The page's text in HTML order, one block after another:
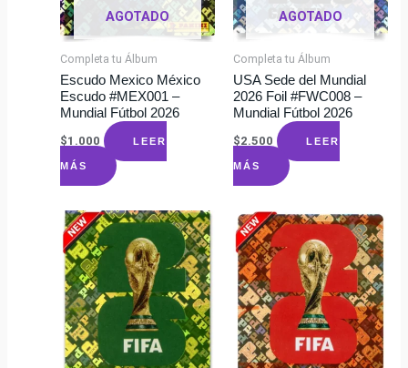
AGOTADO
Completa tu Álbum
Escudo Mexico México
Escudo #MEX001 –
Mundial Fútbol 2026
$1.000 LEER
MÁS
AGOTADO
Completa tu Álbum
USA Sede del Mundial
2026 Foil #FWC008 –
Mundial Fútbol 2026
$2.500 LEER
MÁS